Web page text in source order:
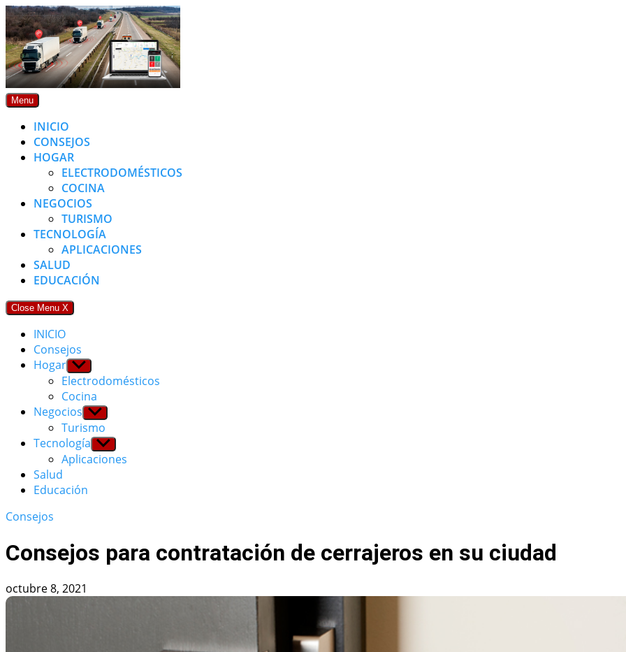
Skip
to
content
Menu
INICIO
CONSEJOS
HOGAR
ELECTRODOMÉSTICOS
COCINA
NEGOCIOS
TURISMO
TECNOLOGÍA
APLICACIONES
SALUD
EDUCACIÓN
Close Menu X
INICIO
Consejos
Hogar Show
sub
menu
Electrodomésticos
Cocina
Negocios Show
sub
menu
Turismo
Tecnología Show
sub
menu
Aplicaciones
Salud
Educación
Consejos
Consejos para contratación de cerrajeros en su ciudad
octubre 8, 2021